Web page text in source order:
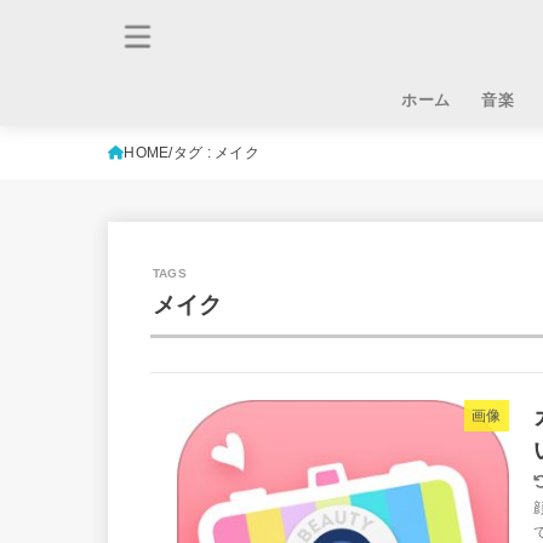
ホーム 音楽
HOME タグ : メイク
メイク
画像